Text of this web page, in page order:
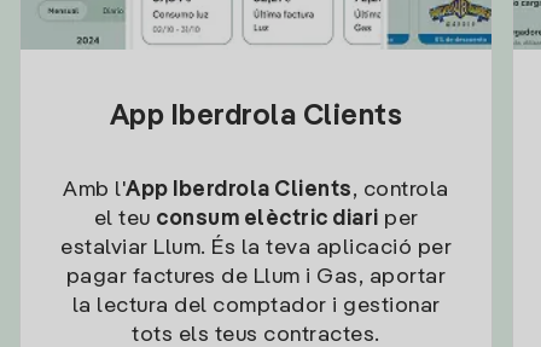
App Iberdrola Clients
Amb l'App Iberdrola Clients, controla
el teu consum elèctric diari per
estalviar Llum. És la teva aplicació per
pagar factures de Llum i Gas, aportar
la lectura del comptador i gestionar
tots els teus contractes.